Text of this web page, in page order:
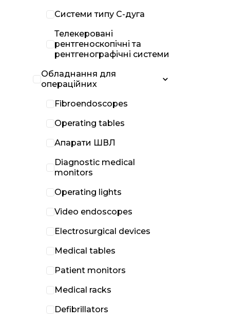
Системи типу С-дуга
Телекеровані
рентгеноскопічні та
рентгенографічні системи
Обладнання для
операційних
Fibroendoscopes
Operating tables
Апарати ШВЛ
Diagnostic medical
monitors
Operating lights
Video endoscopes
Electrosurgical devices
Medical tables
Patient monitors
Medical racks
Defibrillators